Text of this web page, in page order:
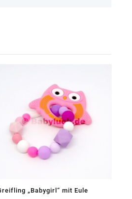
„Babygirl“ mit Eule